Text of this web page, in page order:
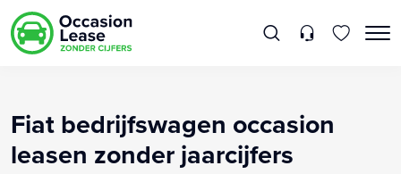
Fiat bedrijfswagen occasion
leasen zonder jaarcijfers